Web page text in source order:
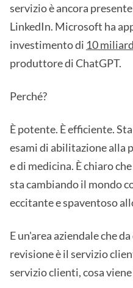
servizio è ancora
LinkedIn. Microsoft ha
investimento di 10
produttore di ChatGPT.
Perché?
È potente. È efficiente.
esami di abilitazione alla
e di medicina. È chiaro
sta cambiando il mondo
eccitante e spaventoso
E un'area aziendale che
revisione è il servizio
servizio clienti, cosa